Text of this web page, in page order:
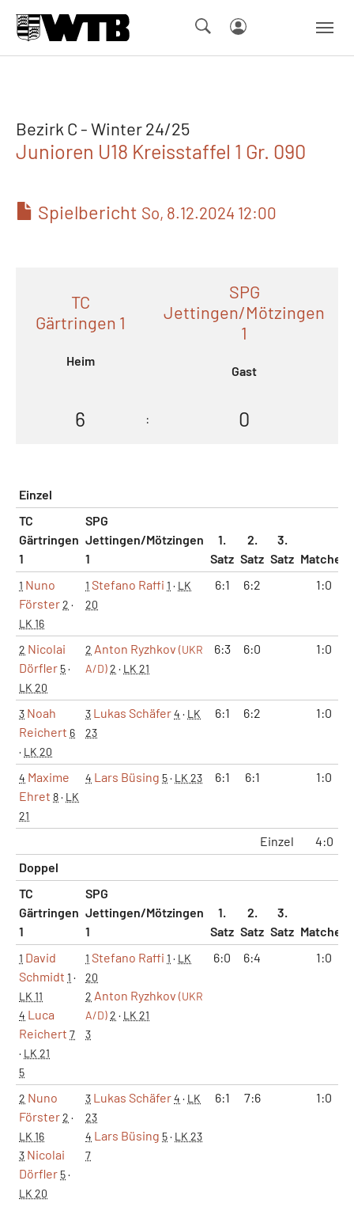
Bezirk C - Winter 24/25
Junioren U18 Kreisstaffel 1 Gr. 090
Spielbericht So, 8.12.2024 12:00
TC
Gärtringen 1
Heim
SPG
Jettingen/Mötzingen
1
Gast
6 : 0
Einzel
TC
Gärtringen
1
SPG
Jettingen/Mötzingen
1
1.
Satz
2.
Satz
3.
Satz Matches
1 Nuno
Förster2 ·
LK 16
1 Stefano Raffi 1 · LK
20
6:1 6:2 1:0
2 Nicolai
Dörfler 5·
LK 20
2 Anton Ryzhkov (UKR
A/D)2 · LK 21
6:3 6:0 1:0
3 Noah
Reichert 6
· LK 20
3 Lukas Schäfer4 · LK
23
6:1 6:2 1:0
4 Maxime
Ehret 8· LK
21
4 Lars Büsing 5· LK 23 6:1 6:1 1:0
Einzel
4:0
Doppel
TC
Gärtringen
1
SPG
Jettingen/Mötzingen
1
1.
Satz
2.
Satz
3.
Satz Matches
1 David
Schmidt 1 ·
LK 11
4 Luca
Reichert 7
· LK 21
5
1 Stefano Raffi 1 · LK
20
2 Anton Ryzhkov (UKR
A/D)2 · LK 21
3
6:0 6:4 1:0
2 Nuno
Förster2 ·
LK 16
3 Nicolai
Dörfler 5·
LK 20
3 Lukas Schäfer4 · LK
23
4 Lars Büsing 5· LK 23
7
6:1 7:6 1:0